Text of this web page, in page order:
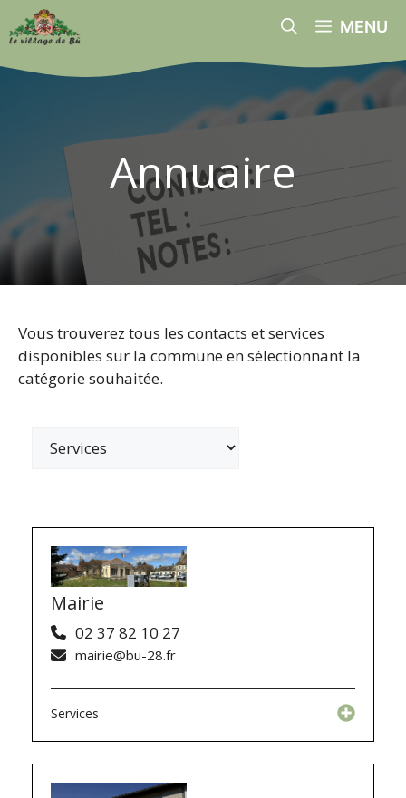
au
MENU
Annuaire
Vous trouverez tous les contacts et services
disponibles sur la commune en sélectionnant la
catégorie souhaitée.
Mairie
02 37 82 10 27
mairie@bu-28.fr
Services